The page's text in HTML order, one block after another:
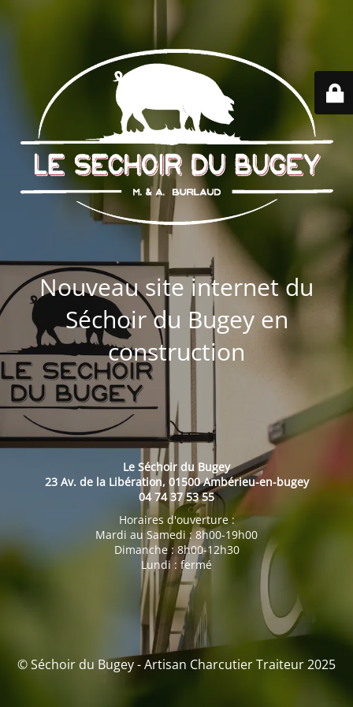
Nouveau site internet du
Séchoir du Bugey en
construction
Le Séchoir du Bugey
23 Av. de la Libération, 01500 Ambérieu-en-bugey
04 74 37 53 55
Horaires d'ouverture :
Mardi au Samedi : 8h00-19h00
Dimanche : 8h00-12h30
Lundi : fermé
© Séchoir du Bugey - Artisan Charcutier Traiteur 2025